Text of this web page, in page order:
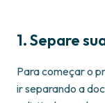
1. Separe
Para começar o
ir separando a